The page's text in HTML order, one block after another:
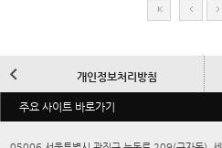
처
이
다
개인정보처리방침
규정/예결산공고
주요 사이트 바로가기